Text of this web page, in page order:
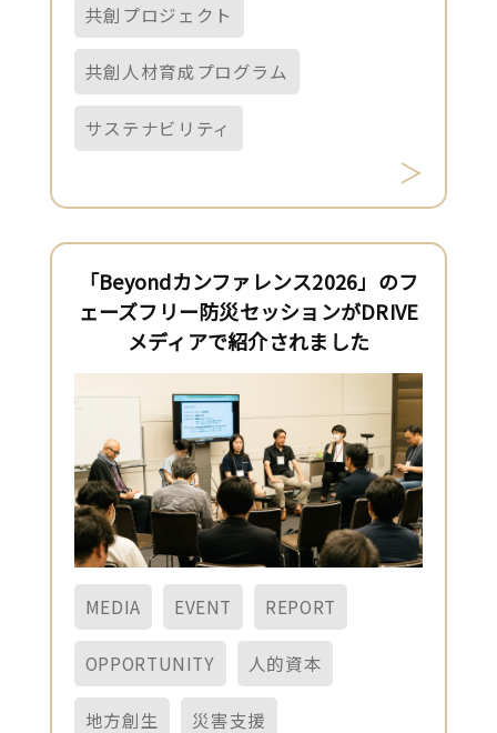
共創プロジェクト
共創人材育成プログラム
サステナビリティ
「Beyondカンファレンス2026」のフ
ェーズフリー防災セッションがDRIVE
メディアで紹介されました
MEDIA EVENT REPORT
OPPORTUNITY 人的資本
地方創生 災害支援